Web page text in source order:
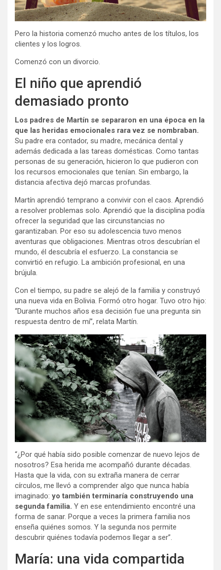
Pero la historia comenzó mucho antes de los títulos, los
clientes y los logros.
Comenzó con un divorcio.
El niño que aprendió
demasiado pronto
Los padres de Martín se separaron en una época en la
que las heridas emocionales rara vez se nombraban.
Su padre era contador, su madre, mecánica dental y
además dedicada a las tareas domésticas. Como tantas
personas de su generación, hicieron lo que pudieron con
los recursos emocionales que tenían. Sin embargo, la
distancia afectiva dejó marcas profundas.
Martín aprendió temprano a convivir con el caos. Aprendió
a resolver problemas solo. Aprendió que la disciplina podía
ofrecer la seguridad que las circunstancias no
garantizaban. Por eso su adolescencia tuvo menos
aventuras que obligaciones. Mientras otros descubrían el
mundo, él descubría el esfuerzo. La constancia se
convirtió en refugio. La ambición profesional, en una
brújula.
Con el tiempo, su padre se alejó de la familia y construyó
una nueva vida en Bolivia. Formó otro hogar. Tuvo otro hijo:
“Durante muchos años esa decisión fue una pregunta sin
respuesta dentro de mí”, relata Martín.
“¿Por qué había sido posible comenzar de nuevo lejos de
nosotros? Esa herida me acompañó durante décadas.
Hasta que la vida, con su extraña manera de cerrar
círculos, me llevó a comprender algo que nunca había
imaginado: yo también terminaría construyendo una
segunda familia. Y en ese entendimiento encontré una
forma de sanar. Porque a veces la primera familia nos
enseña quiénes somos. Y la segunda nos permite
descubrir quiénes todavía podemos llegar a ser”.
María: una vida compartida